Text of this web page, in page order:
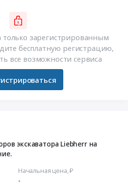
только зарегистрированным
бесплатную регистрацию,
все возможности сервиса
экскаватора Liebherr на
Начальная цена, ₽
-